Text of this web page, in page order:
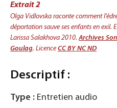
Extrait 2
Olga Vidlovska raconte comment
déportation sauve ses enfants en exil.
Larissa Salakhova 2010.Archives
Goulag. Licence CC BY NC ND
Descriptif :
Type : Entretien audio